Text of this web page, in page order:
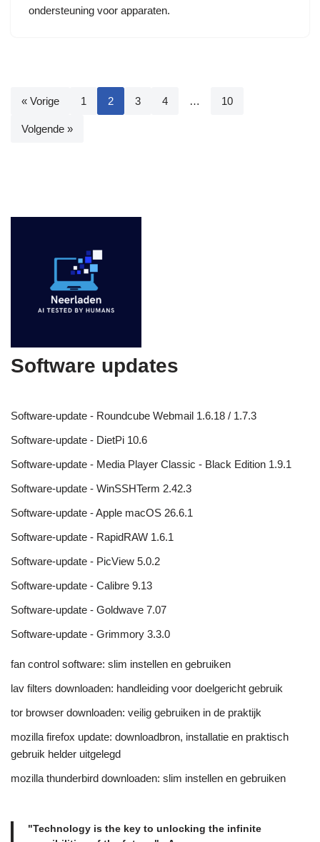
ondersteuning voor apparaten.
« Vorige 1 2 3 4 … 10
Volgende »
Software updates
Software-update - Roundcube Webmail 1.6.18 / 1.7.3
Software-update - DietPi 10.6
Software-update - Media Player Classic - Black Edition 1.9.1
Software-update - WinSSHTerm 2.42.3
Software-update - Apple macOS 26.6.1
Software-update - RapidRAW 1.6.1
Software-update - PicView 5.0.2
Software-update - Calibre 9.13
Software-update - Goldwave 7.07
Software-update - Grimmory 3.3.0
fan control software: slim instellen en gebruiken
lav filters downloaden: handleiding voor doelgericht gebruik
tor browser downloaden: veilig gebruiken in de praktijk
mozilla firefox update: downloadbron, installatie en praktisch
gebruik helder uitgelegd
mozilla thunderbird downloaden: slim instellen en gebruiken
"Technology is the key to unlocking the infinite